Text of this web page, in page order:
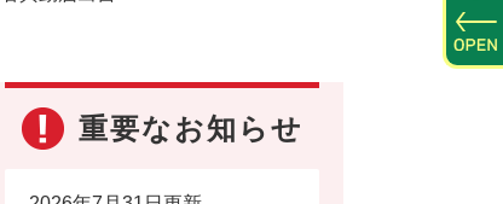
重要なお知らせ